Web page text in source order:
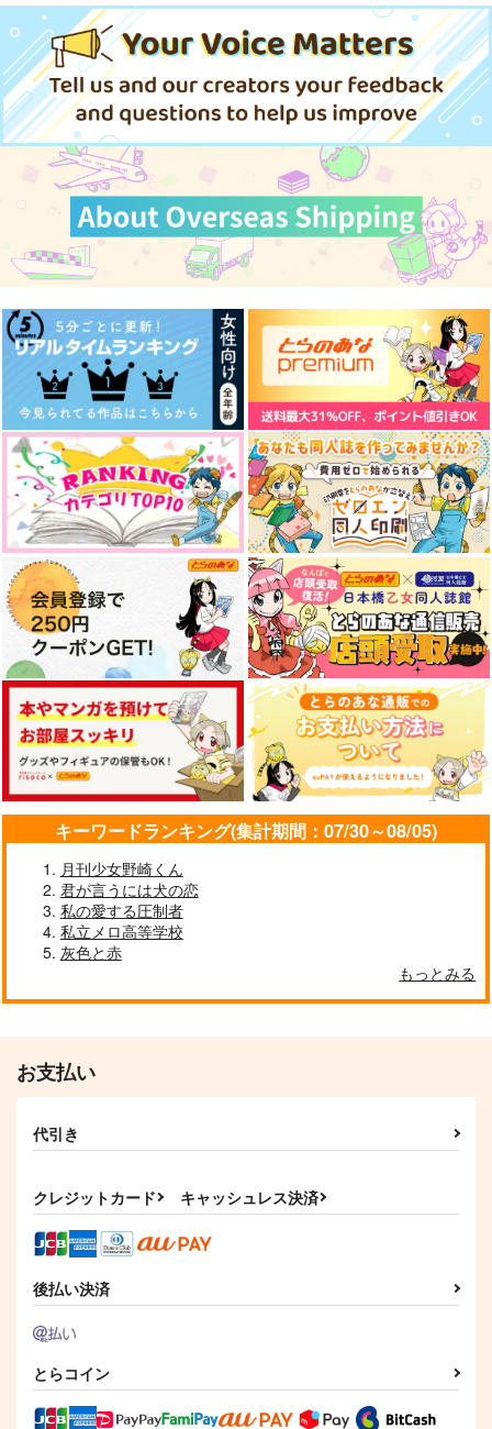
オマエとそんなに仲良
いはずがない
550円（税込）
アスモデウス×クララ
サンプル
作品詳細
ホワイトピンクカスタ
ード
990円（税込）
エイト×アスモデウス
サンプル
作品詳細
Dear
トロイメライ
330円（税込）
アスモデウス×クララ
サンプル
作品詳細
ぼくのかぞく
水出しコーヒー
472円（税込）
カルエゴ×鈴木入間
サンプル
作品詳細
エンプラストロより愛
をこめて
赤茄子労働組合
990円（税込）
アスモデウス・アリス
サンプル
作品詳細
キミのとなりはボクの
モノ
みそ汁1杯目
715円（税込）
五条悟×虎杖悠仁
サンプル
作品詳細
明日天気になぁれ
＠szkn
787円 （税込）
鳴海弦×保科宗四郎
サンプル
作品詳細
つのKISS
944円（税込）
作品詳細
キーワードランキング(集計期間：07/30～08/05)
月刊少女野崎くん
君が言うには犬の恋
私の愛する圧制者
私立メロ高等学校
灰色と赤
もっとみる
お支払い
代引き
クレジットカード キャッシュレス決済
後払い決済
とらコイン